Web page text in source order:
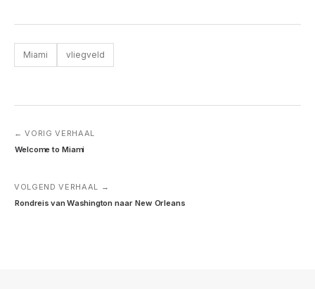
Miami vliegveld
← VORIG VERHAAL
Welcome to Miami
VOLGEND VERHAAL →
Rondreis van Washington naar New Orleans